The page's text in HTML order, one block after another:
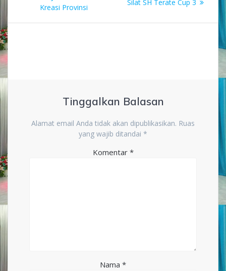
Kreasi Provinsi
Silat SH Terate Cup 3
Tinggalkan Balasan
Alamat email Anda tidak akan dipublikasikan. Ruas
yang wajib ditandai *
Komentar *
Nama *